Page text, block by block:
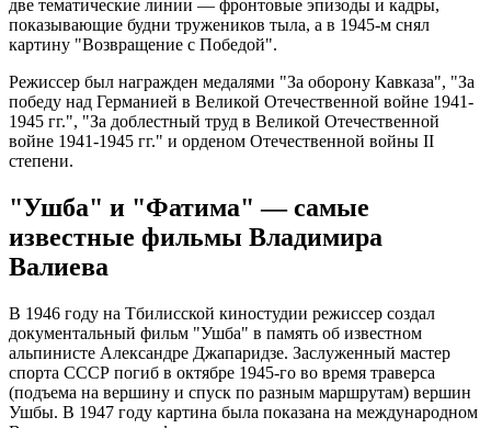
две тематические линии — фронтовые эпизоды и кадры,
показывающие будни тружеников тыла, а в 1945-м снял
картину "Возвращение с Победой".
Режиссер был награжден медалями "За оборону Кавказа", "За
победу над Германией в Великой Отечественной войне 1941-
1945 гг.", "За доблестный труд в Великой Отечественной
войне 1941-1945 гг." и орденом Отечественной войны II
степени.
"Ушба" и "Фатима" — самые
известные фильмы Владимира
Валиева
В 1946 году на Тбилисской киностудии режиссер создал
документальный фильм "Ушба" в память об известном
альпинисте Александре Джапаридзе. Заслуженный мастер
спорта СССР погиб в октябре 1945-го во время траверса
(подъема на вершину и спуск по разным маршрутам) вершин
Ушбы. В 1947 году картина была показана на международном